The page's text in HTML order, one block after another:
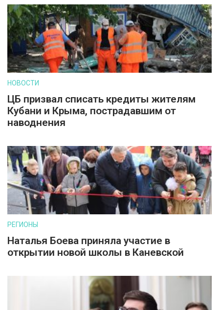
НОВОСТИ
ЦБ призвал списать кредиты жителям
Кубани и Крыма, пострадавшим от
наводнения
РЕГИОНЫ
Наталья Боева приняла участие в
открытии новой школы в Каневской